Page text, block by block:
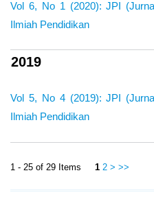
Vol 6, No 1 (2020): JPI
Ilmiah Pendidikan
2019
Vol 5, No 4 (2019): JPI
Ilmiah Pendidikan
1 - 25 of 29 Items 1 2 > >>